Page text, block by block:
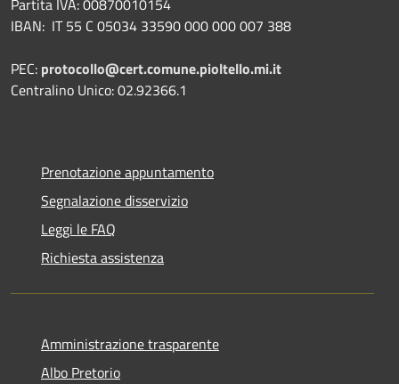
IBAN: IT 55 C 05034 33590 000 000 007 388
PEC: protocollo@cert.comune.pioltello.mi.it
Centralino Unico: 02.92366.1
Prenotazione appuntamento
Segnalazione disservizio
Leggi le FAQ
Richiesta assistenza
Amministrazione trasparente
Albo Pretorio